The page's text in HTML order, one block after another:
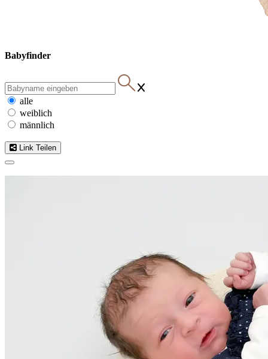
Babyfinder
alle
weiblich
männlich
Link Teilen